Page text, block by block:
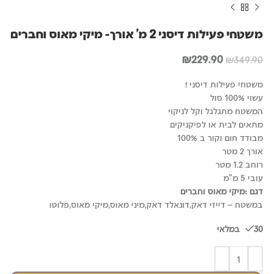
משטחי פעילות דיסני 2 מ' אורך- מיקי מאוס וחברים
₪349.90
המחיר
היה:
₪349.90.
₪229.90
המחיר
משטחי פעילות דיסני !
עשוי 100% סול
המשטח מתגלגל וקל לניקוי
מתאים לבית או לפיקניקים
מבודד חום וקור ב 100%
אורך 2 מטר
רוחב 1.2 מטר
עובי 5 מ"מ
דגם :מיקי מאוס וחברים
במשטח – דייזי דאק,דונאלד דאק,מיני מאוס,מיקי מאוס,פלוטו
30 במלאי